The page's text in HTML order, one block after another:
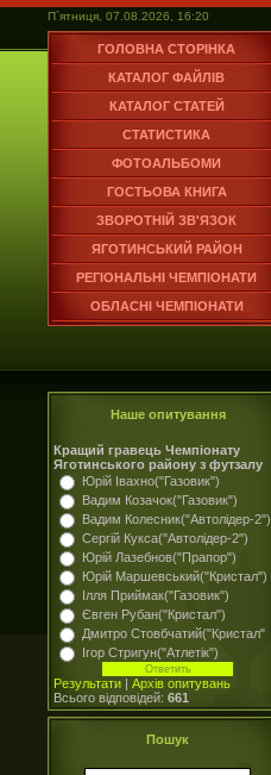
П`ятниця, 07.08.2026, 16:20
ГОЛОВНА СТОРІНКА
КАТАЛОГ ФАЙЛІВ
КАТАЛОГ СТАТЕЙ
СТАТИСТИКА
ФОТОАЛЬБОМИ
ГОСТЬОВА КНИГА
ЗВОРОТНІЙ ЗВ'ЯЗОК
ЯГОТИНСЬКИЙ РАЙОН
РЕГІОНАЛЬНІ ЧЕМПІОНАТИ
ОБЛАСНІ ЧЕМПІОНАТИ
Наше опитування
Кращий гравець Чемпіонату
Яготинського району з футзалу
Юрій Івахно("Газовик")
Вадим Козачок("Газовик")
Вадим Колесник("Автолідер-2")
Сергій Кукса("Автолідер-2")
Юрій Лазебнов("Прапор")
Юрій Маршевський("Кристал")
Ілля Приймак("Газовик")
Євген Рубан("Кристал")
Дмитро Стовбчатий("Кристал"
Ігор Стригун("Атлетік")
Результати | Архів опитувань
Всього відповідей: 661
Пошук